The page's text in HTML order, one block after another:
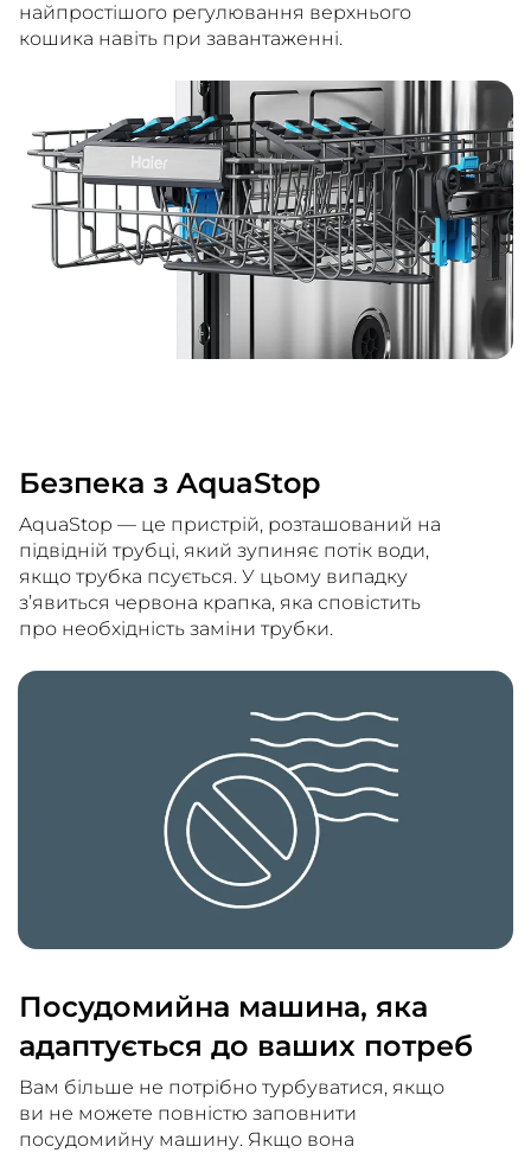
найпростішого регулювання верхнього
кошика навіть при завантаженні.
Безпека з AquaStop
AquaStop — це пристрій, розташований на
підвідній трубці, який зупиняє потік води,
якщо трубка псується. У цьому випадку
з’явиться червона крапка, яка сповістить
про необхідність заміни трубки.
Посудомийна машина, яка
адаптується до ваших потреб
Вам більше не потрібно турбуватися, якщо
ви не можете повністю заповнити
посудомийну машину. Якщо вона